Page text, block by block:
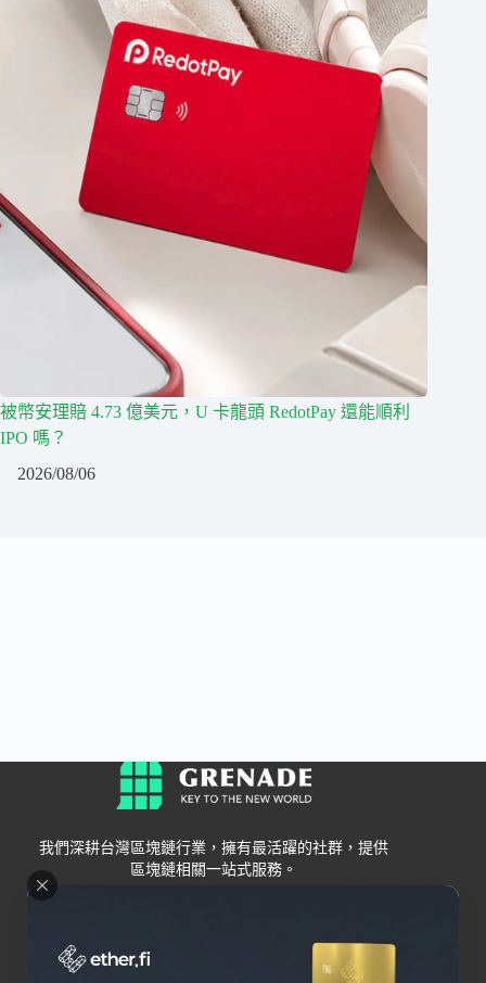
被幣安理賠 4.73 億美元，U 卡龍頭 RedotPay 還能順利
IPO 嗎？
2026/08/06
我們深耕台灣區塊鏈行業，擁有最活躍的社群，提供
區塊鏈相關一站式服務。
Grenade 交易所